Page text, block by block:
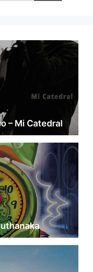
– Mi Catedral